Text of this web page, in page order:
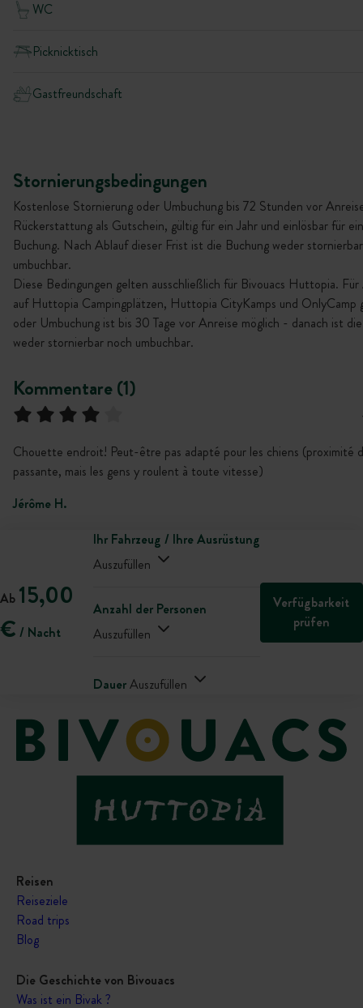
WC
Picknicktisch
Gastfreundschaft
Stornierungsbedingungen
Kostenlose Stornierung oder Umbuchung bis 72 Stunden vor
Rückerstattung als Gutschein, gültig für ein Jahr und einlösbar für
Buchung. Nach Ablauf dieser Frist ist die Buchung weder
umbuchbar.
Diese Bedingungen gelten ausschließlich für Bivouacs Huttopia.
auf Huttopia Campingplätzen, Huttopia CityKamps und OnlyCamp
oder Umbuchung ist bis 30 Tage vor Anreise möglich - danach ist
weder stornierbar noch umbuchbar.
Kommentare (1)
Chouette endroit! Peut-être pas adapté pour les chiens (proximité
passante, mais les gens y roulent à toute vitesse)
Jérôme H.
Ab 15,00
€ / Nacht
Ihr Fahrzeug / Ihre Ausrüstung
Auszufüllen
Anzahl der Personen
Auszufüllen
DauerAuszufüllen
Verfügbarkeit
prüfen
Reisen
Reiseziele
Road trips
Blog
Die Geschichte von Bivouacs
Was ist ein Bivak ?